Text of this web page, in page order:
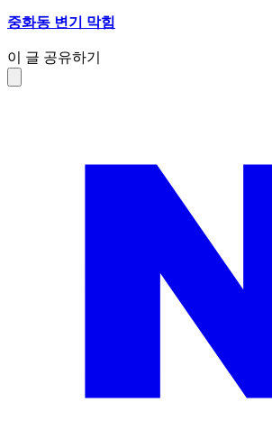
중화동 변기 막힘
이 글 공유하기